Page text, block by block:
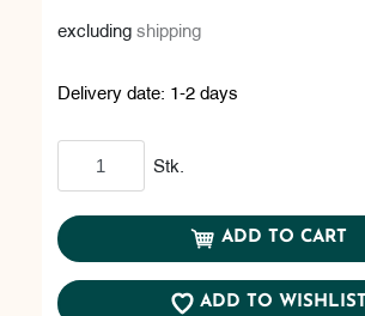
excluding shipping
Delivery date: 1-2 days
Stk.
ADD TO CART
ADD TO WISHLIST